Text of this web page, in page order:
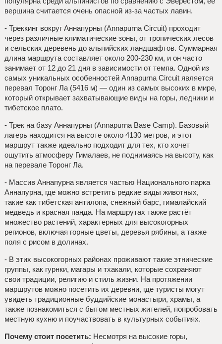
вершина считается очень опасной из-за частых лавин.
- Треккинг вокруг Аннапурны (Annapurna Circuit) проходит
через различные климатические зоны, от тропических лесов
и сельских деревень до альпийских ландшафтов. Суммарная
длина маршрута составляет около 200-230 км, и он часто
занимает от 12 до 21 дня в зависимости от темпа. Одной из
самых уникальных особенностей Annapurna Circuit является
перевал Торонг Ла (5416 м) — один из самых высоких в мире,
который открывает захватывающие виды на горы, ледники и
тибетское плато.
- Трек на базу Аннапурны (Annapurna Base Camp). Базовый
лагерь находится на высоте около 4130 метров, и этот
маршрут также идеально подходит для тех, кто хочет
ощутить атмосферу Гималаев, не поднимаясь на высоту, как
на перевале Торонг Ла.
- Массив Аннапурна является частью Национального парка
Аннапурна, где можно встретить редкие виды животных,
такие как тибетская антилопа, снежный барс, гималайский
медведь и красная панда. На маршрутах также растёт
множество растений, характерных для высокогорных
регионов, включая горные цветы, деревья рябины, а также
поля с рисом в долинах.
- В этих высокогорных районах проживают такие этнические
группы, как гурнки, магары и тхакали, которые сохраняют
свои традиции, религию и стиль жизни. На протяжении
маршрутов можно посетить их деревни, где туристы могут
увидеть традиционные буддийские монастыри, храмы, а
также познакомиться с бытом местных жителей, попробовать
местную кухню и поучаствовать в культурных событиях.
Почему стоит посетить: Несмотря на высокие горы,